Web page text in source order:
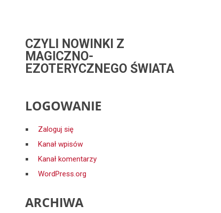
CZYLI NOWINKI Z
MAGICZNO-
EZOTERYCZNEGO ŚWIATA
LOGOWANIE
Zaloguj się
Kanał wpisów
Kanał komentarzy
WordPress.org
ARCHIWA